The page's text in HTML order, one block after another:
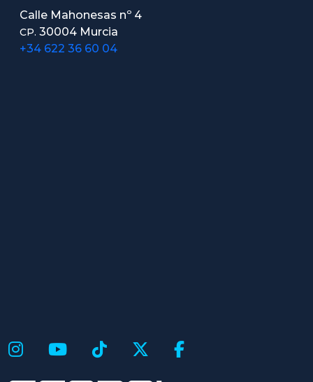
Calle Mahonesas nº 4
CP. 30004 Murcia
+34 622 36 60 04